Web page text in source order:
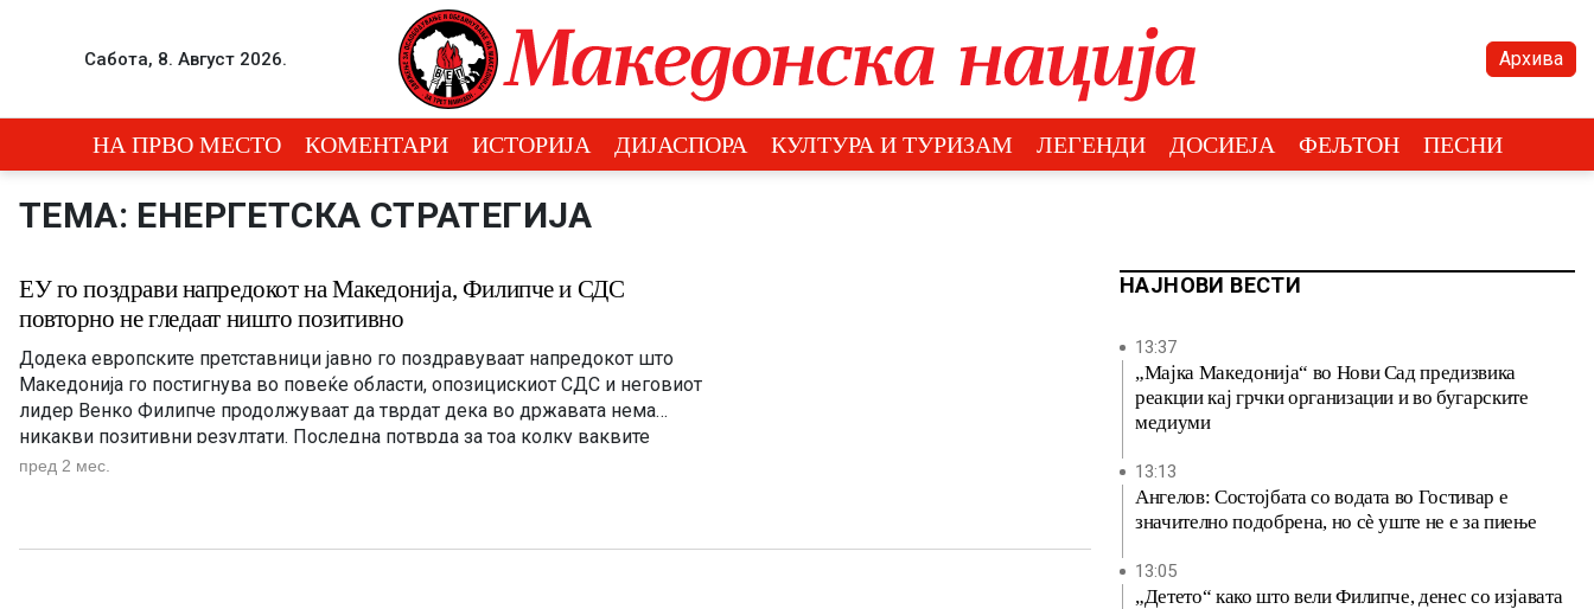
Сабота, 8. Август 2026. Архива
НА ПРВО МЕСТО КОМЕНТАРИ ИСТОРИЈА ДИЈАСПОРА КУЛТУРА И ТУРИЗАМ ЛЕГЕНДИ ДОСИЕЈА ФЕЉТОН ПЕСНИ
ТЕМА: ЕНЕРГЕТСКА СТРАТЕГИЈА
ЕУ го поздрави напредокот на Македонија, Филипче и СДС
повторно не гледаат ништо позитивно
Додека европските претставници јавно го поздравуваат напредокот што
Македонија го постигнува во повеќе области, опозицискиот СДС и неговиот
лидер Венко Филипче продолжуваат да тврдат дека во државата нема
никакви позитивни резултати. Последна потврда за тоа колку ваквите
тврдења се далеку од реалноста дојде од евроамбасадорот во Македонија,
пред 2 мес.
НАЈНОВИ ВЕСТИ
13:37
„Мајка Македонија“ во Нови Сад предизвика
реакции кај грчки организации и во бугарските
медиуми
13:13
Ангелов: Состојбата со водата во Гостивар е
значително подобрена, но сè уште не е за пиење
13:05
„Детето“ како што вели Филипче, денес со изјавата